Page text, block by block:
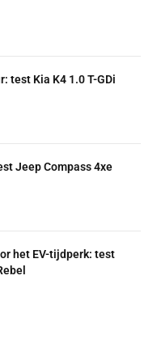
test Kia K4 1.0 T-GDi
Jeep Compass 4xe
het EV-tijdperk: test